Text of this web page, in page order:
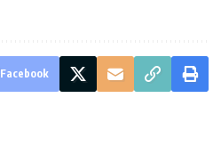
Facebook